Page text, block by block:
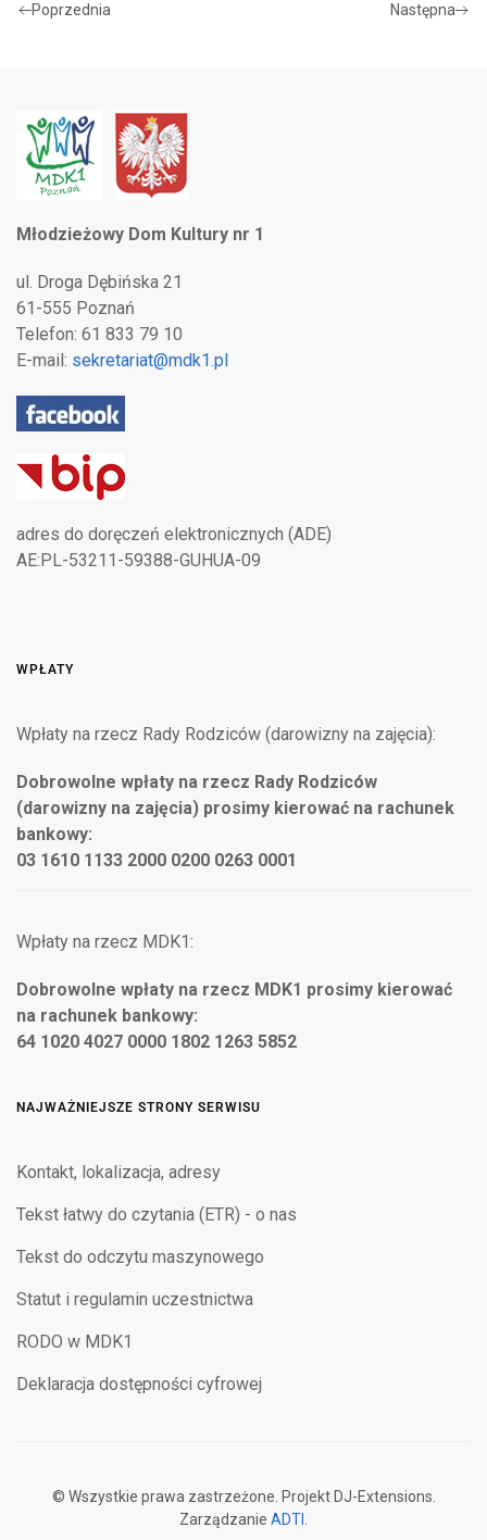
Poprzednia Następna
Młodzieżowy Dom Kultury nr 1
ul. Droga Dębińska 21
61-555 Poznań
Telefon: 61 833 79 10
E-mail: sekretariat@mdk1.pl
adres do doręczeń elektronicznych (ADE)
AE:PL-53211-59388-GUHUA-09
WPŁATY
Wpłaty na rzecz Rady Rodziców (darowizny na zajęcia):
Dobrowolne wpłaty na rzecz Rady Rodziców
(darowizny na zajęcia) prosimy kierować na rachunek
bankowy:
03 1610 1133 2000 0200 0263 0001
Wpłaty na rzecz MDK1:
Dobrowolne wpłaty na rzecz MDK1 prosimy kierować
na rachunek bankowy:
64 1020 4027 0000 1802 1263 5852
NAJWAŻNIEJSZE STRONY SERWISU
Kontakt, lokalizacja, adresy
Tekst łatwy do czytania (ETR) - o nas
Tekst do odczytu maszynowego
Statut i regulamin uczestnictwa
RODO w MDK1
Deklaracja dostępności cyfrowej
© Wszystkie prawa zastrzeżone. Projekt DJ-Extensions.
Zarządzanie ADTI